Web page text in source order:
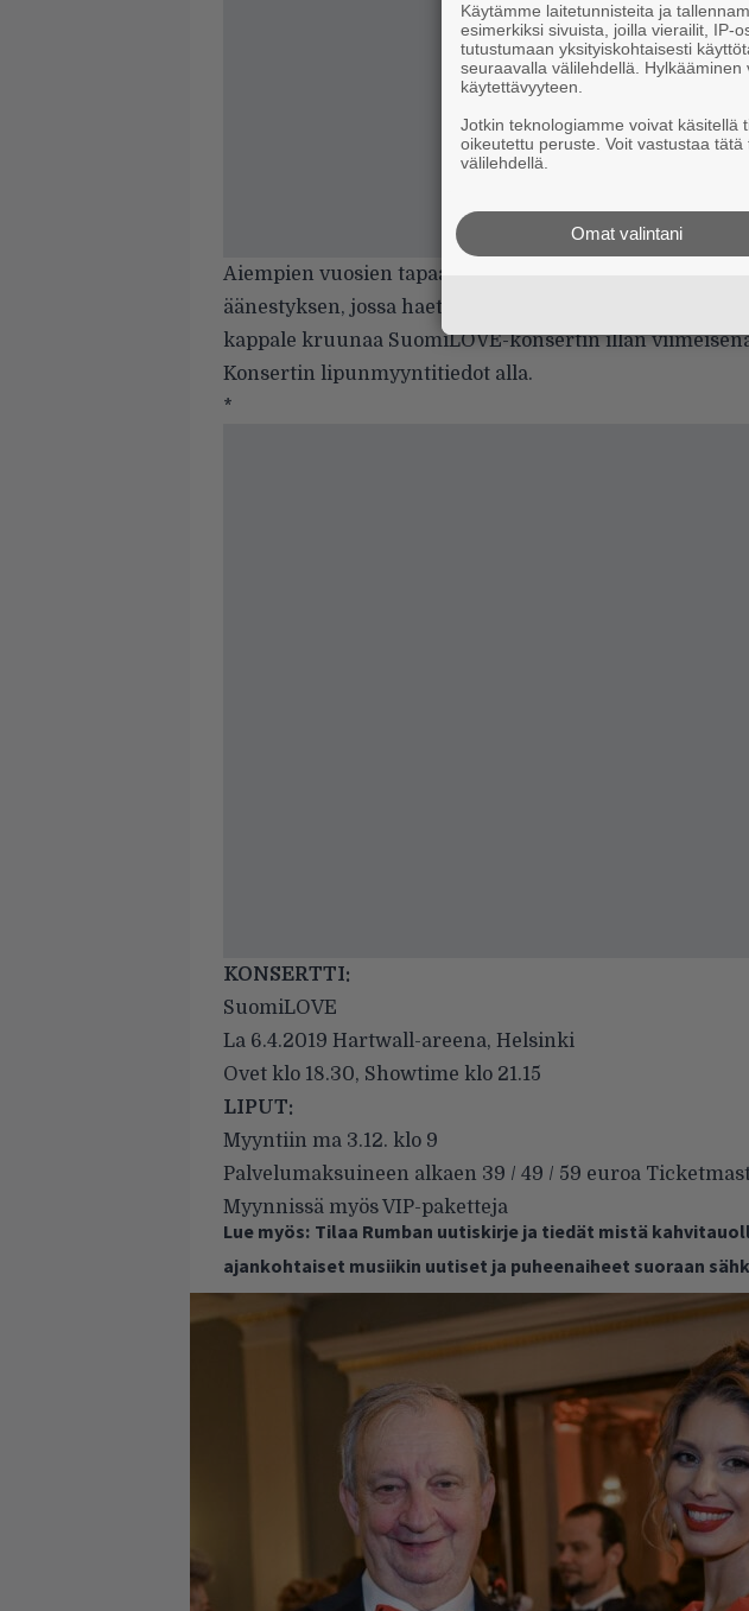
Aiempien vuosien tapaan SuomiLOVE järjestää
äänestyksen, jossa haetaan kauden suosituinta laulua.
kappale kruunaa SuomiLOVE-konsertin illan
Konsertin lipunmyyntitiedot alla.
*
KONSERTTI:
SuomiLOVE
La 6.4.2019 Hartwall-areena, Helsinki
Ovet klo 18.30, Showtime klo 21.15
LIPUT:
Myyntiin ma 3.12. klo 9
Palvelumaksuineen alkaen 39 / 49 / 59 euroa
Myynnissä myös VIP-paketteja
Lue myös: Tilaa Rumban uutiskirje ja tiedät mistä
ajankohtaiset musiikin uutiset ja puheenaiheet suoraan
Käytämme laitetunnisteita ja
esimerkiksi sivuista, joilla vierailit, IP-
tutustumaan yksityiskohtaisesti
seuraavalla välilehdellä.
käytettävyyteen.
Jotkin teknologiamme voivat käsitellä
oikeutettu peruste. Voit vastustaa
välilehdellä.
Omat valintani